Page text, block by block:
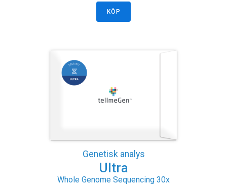
KÖP
Genetisk analys
Ultra
Whole Genome Sequencing 30x